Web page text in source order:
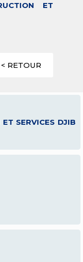
ET
< RETOUR
SERVICES DJIB